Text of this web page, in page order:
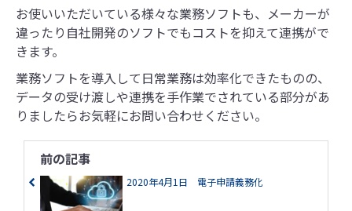
お使いいただいている様々な業務ソフトも、メーカーが
違ったり自社開発のソフトでもコストを抑えて連携がで
きます。
業務ソフトを導入して日常業務は効率化できたものの、
データの受け渡しや連携を手作業でされている部分があ
りましたらお気軽にお問い合わせください。
前の記事
2020年4月1日 電子申請義務化